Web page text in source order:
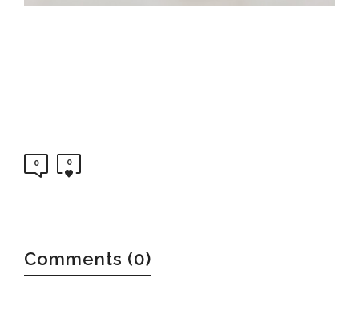
0 0
Comments (0)